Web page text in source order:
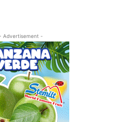
Advertisement -